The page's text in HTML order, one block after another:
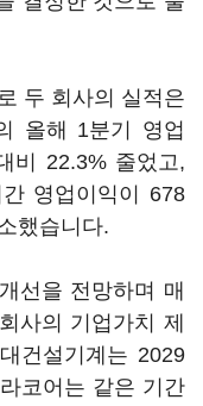
두 회사의 실적은
올해 1분기 영업
비 22.3% 줄었고,
영업이익이 678
했습니다.
선을 전망하며 매
사의 기업가치 제
건설기계는 2029
코어는 같은 기간